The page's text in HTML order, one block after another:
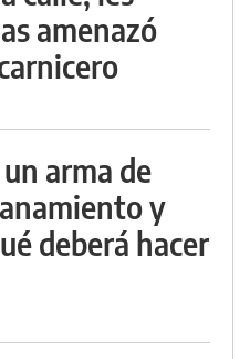
amenazó
arma de
y
deberá hacer